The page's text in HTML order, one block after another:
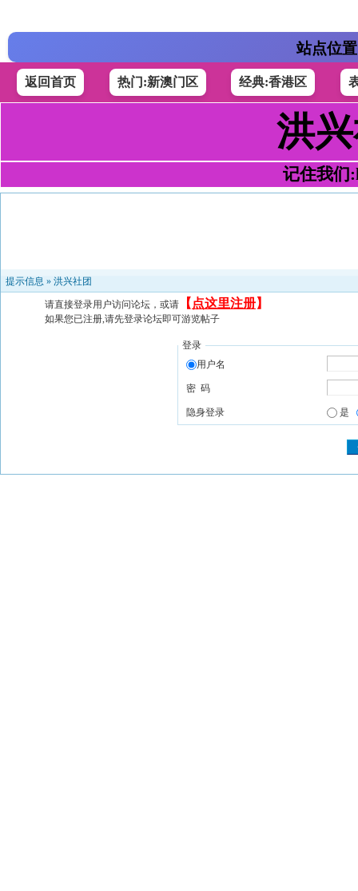
站点位
返回首页 热门:新澳门区 经典:香港区
洪
记住我们
提示信息 » 洪兴社团
请直接登录用户访问论坛，或请 【 点这里注册】
如果您已注册,请先登录论坛即可游览帖子
登录
用户名
密 码
隐身登录 是